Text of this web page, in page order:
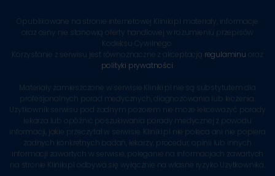
Opublikowane na stronie internetowej Kliniki.pl materiały, informacje
oraz ceny nie stanowią oferty handlowej w rozumieniu przepisów
Kodeksu Cywilnego.
Korzystanie z serwisu jest równoznaczne z akceptacją regulaminu oraz
polityki prywatności
Materiały zamieszczone w serwisie Kliniki.pl nie są substytutem dla
profesjonalnych porad medycznych, diagnozowania lub leczenia.
Użytkownik serwisu pod żadnym pozorem nie może lekceważyć porady
lekarza lub opóźnić poszukiwania porady medycznej z powodu
informacji, jakie przeczytał w serwisie. Kliniki.pl nie poleca ani nie popiera
żadnych konkretnych badań, lekarzy, procedur, opinii lub innych
informacji zawartych w serwisie, poleganie na informacjach zawartych
na stronie Kliniki.pl odbywa się wyłącznie na własne ryzyko Użytkownika.